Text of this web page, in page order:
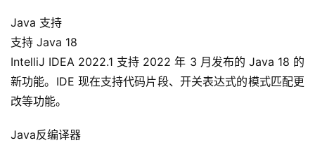
Java 支持
支持 Java 18
IntelliJ IDEA 2022.1 支持 2022 年 3 月发布的 Java 18 的
新功能。IDE 现在支持代码片段、开关表达式的模式匹配更
改等功能。
Java反编译器